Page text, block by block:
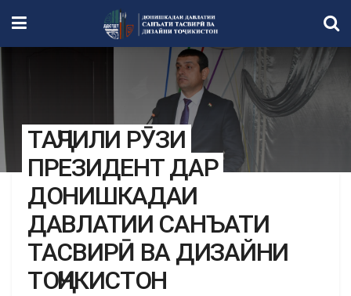
ТАҶЛИЛИ РӮЗИ
ПРЕЗИДЕНТ ДАР
ДОНИШКАДАИ
ДАВЛАТИИ САНЪАТИ
ТАСВИРӢ ВА ДИЗАЙНИ
ТОҶИКИСТОН